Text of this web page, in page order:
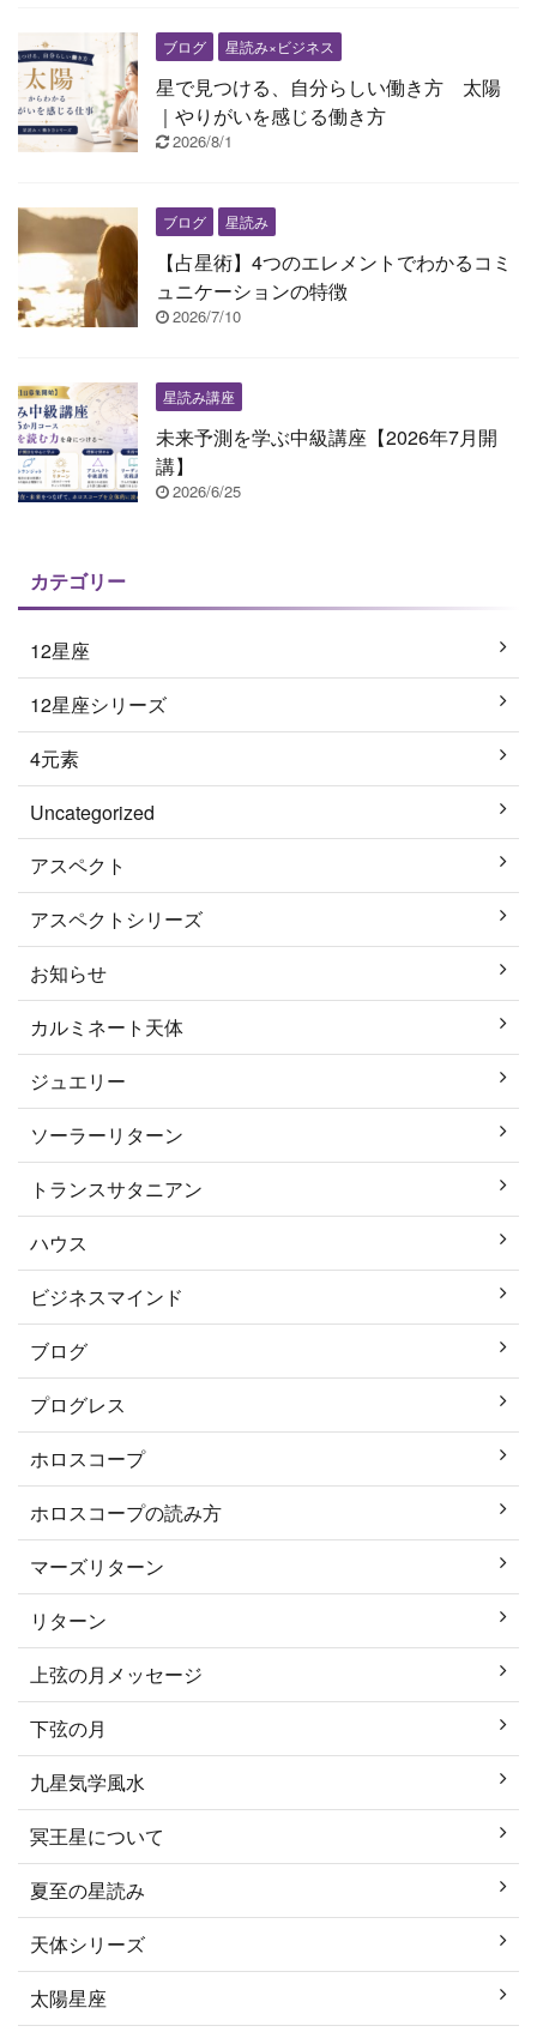
ブログ 星読み×ビジネス
星で見つける、自分らしい働き方 太陽
｜やりがいを感じる働き方
2026/8/1
ブログ 星読み
【占星術】4つのエレメントでわかるコミ
ュニケーションの特徴
2026/7/10
星読み講座
未来予測を学ぶ中級講座【2026年7月開
講】
2026/6/25
カテゴリー
12星座
12星座シリーズ
4元素
Uncategorized
アスペクト
アスペクトシリーズ
お知らせ
カルミネート天体
ジュエリー
ソーラーリターン
トランスサタニアン
ハウス
ビジネスマインド
ブログ
プログレス
ホロスコープ
ホロスコープの読み方
マーズリターン
リターン
上弦の月メッセージ
下弦の月
九星気学風水
冥王星について
夏至の星読み
天体シリーズ
太陽星座